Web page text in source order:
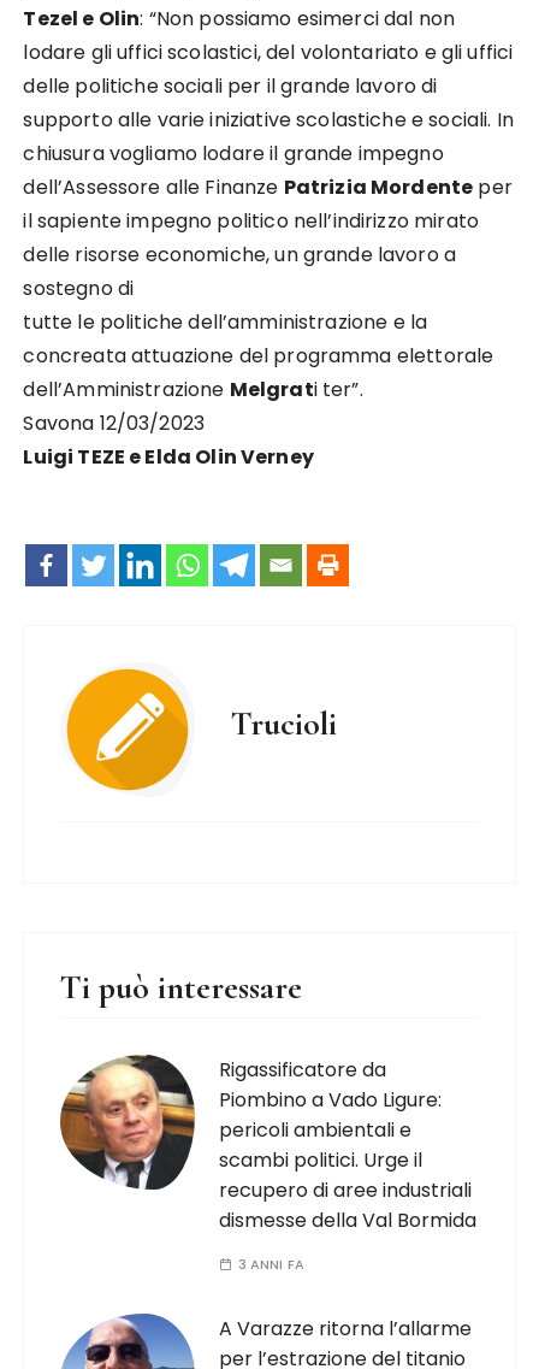
Tezel e Olin: “Non possiamo esimerci dal non
lodare gli uffici scolastici, del volontariato e gli uffici
delle politiche sociali per il grande lavoro di
supporto alle varie iniziative scolastiche e sociali. In
chiusura vogliamo lodare il grande impegno
dell’Assessore alle Finanze Patrizia Mordente per
ilsapiente impegno politico nell’indirizzo mirato
delle risorse economiche, un grande lavoro a
sostegno di
tutte le politichedell’amministrazione e la
concreataattuazione del programma elettorale
dell’Amministrazione Melgrati ter”.
Savona 12/03/2023
Luigi TEZE eElda Olin Verney
Trucioli
Ti può interessare
Rigassificatore da
Piombino a Vado Ligure:
pericoli ambientali e
scambi politici. Urge il
recupero di aree industriali
dismesse della Val Bormida
3 ANNI FA
A Varazze ritorna l’allarme
per l’estrazione del titanio